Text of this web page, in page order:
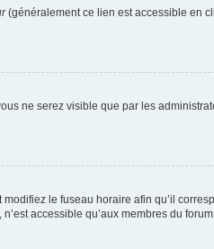
(généralement ce lien est accessible en
ne serez visible que par les
modifiez le fuseau horaire afin qu’il
accessible qu’aux membres du